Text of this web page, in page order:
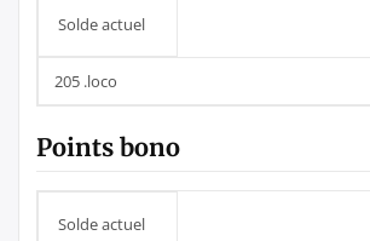
Solde actuel
205 .loco
Points bono
Solde actuel